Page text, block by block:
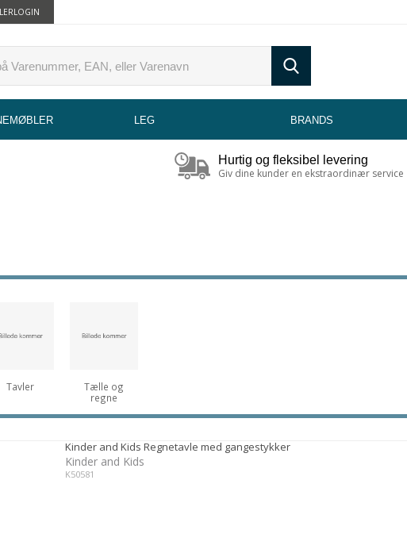
LEG BRANDS
Hurtig og fleksibel levering
Giv dine kunder en ekstraordinær service
Tavler
Tælle og
regne
Kinder and Kids Regnetavle med gangestykker
Kinder and Kids
K50581